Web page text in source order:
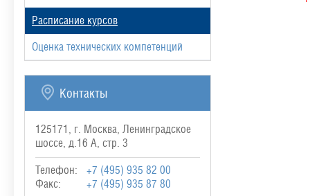
Расписание курсов
Оценка технических компетенций
Контакты
125171, г. Москва, Ленинградское
шоссе, д.16 А, стр. 3
Телефон:
+7 (495) 935 82 00
Факс:
+7 (495) 935 87 80